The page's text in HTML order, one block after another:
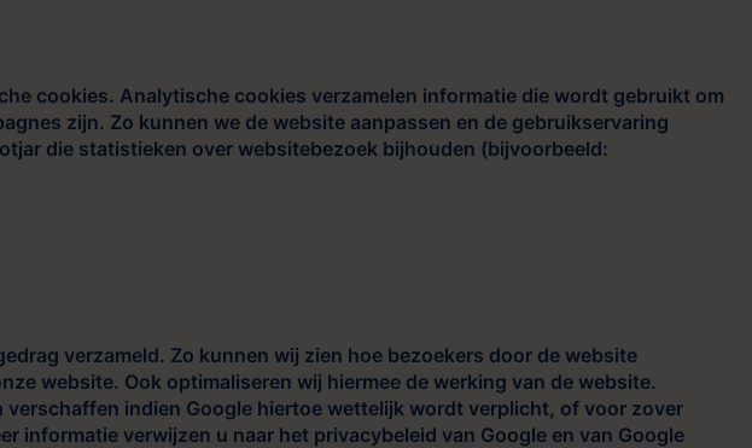
cookies. Analytische cookies verzamelen informatie die wordt gebruikt om
zijn. Zo kunnen we de website aanpassen en de gebruikservaring
die statistieken over websitebezoek bijhouden (bijvoorbeeld:
verzameld. Zo kunnen wij zien hoe bezoekers door de website
website. Ook optimaliseren wij hiermee de werking van de website.
indien Google hiertoe wettelijk wordt verplicht, of voor zover
informatie verwijzen u naar het privacybeleid van Google en van Google